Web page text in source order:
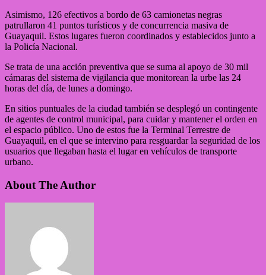
Asimismo, 126 efectivos a bordo de 63 camionetas negras
patrullaron 41 puntos turísticos y de concurrencia masiva de
Guayaquil. Estos lugares fueron coordinados y establecidos junto a
la Policía Nacional.
Se trata de una acción preventiva que se suma al apoyo de 30 mil
cámaras del sistema de vigilancia que monitorean la urbe las 24
horas del día, de lunes a domingo.
En sitios puntuales de la ciudad también se desplegó un contingente
de agentes de control municipal, para cuidar y mantener el orden en
el espacio público. Uno de estos fue la Terminal Terrestre de
Guayaquil, en el que se intervino para resguardar la seguridad de los
usuarios que llegaban hasta el lugar en vehículos de transporte
urbano.
About The Author